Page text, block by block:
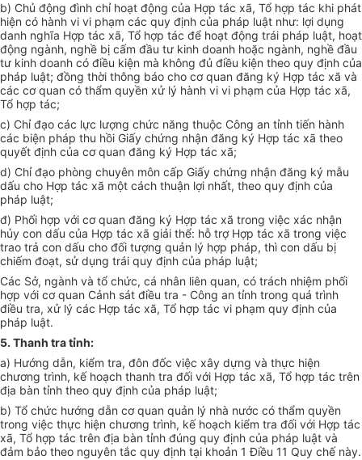
b) Chủ động đình chỉ hoạt động của Hợp tác xã, Tổ hợp tác khi phát
hiện có hành vi vi phạm các quy định của pháp luật như: lợi dụng
danh nghĩa Hợp tác xã, Tổ hợp tác để hoạt động trái pháp luật, hoạt
động ngành, nghề bị cấm đầu tư kinh doanh hoặc ngành, nghề đầu
tư kinh doanh có điều kiện mà không đủ điều kiện theo quy định của
pháp luật; đồng thời thông báo cho cơ quan đăng ký Hợp tác xã và
các cơquan có thẩm quyền xử lý hành vi vi phạm của Hợp tác xã,
Tổ hợp tác;
c) Chỉ đạo các lực lượng chức năng thuộc Công an tỉnh tiến hành
các biện pháp thu hồi Giấy chứng nhận đăng ký Hợp tác xã theo
quyết định của cơ quan đăng ký Hợp tác xã;
d) Chỉ đạo phòng chuyên môn cấp Giấy chứng nhận đăng ký mẫu
dấu cho Hợp tác xã một cách thuận lợi nhất, theo quy định của
pháp luật;
đ) Phối hợp với cơ quan đăng ký Hợp tác xã trong việc xác nhận
hủy con dấu của Hợp tác xã giải thể: hỗ trợ Hợp tác xã trong việc
trao trả con dấu cho đối tượng quản lý hợp pháp, thì con dấu bị
chiếm đoạt, sử dụng trái quy định của pháp luật;
Các Sở, ngành và tổ chức, cá nhân liên quan, có trách nhiệm phối
hợp với cơquan Cảnh sát điều tra - Công an tỉnh trong quá trình
điều tra, xử lý các Hợp tác xã, Tổ hợp tác vi phạm quy định của
pháp luật.
5. Thanh tra tỉnh:
a) Hướng dẫn, kiểm tra, đôn đốc việc xây dựng và thực hiện
chương trình, kế hoạch thanh tra đối với Hợp tác xã, Tổ hợp tác trên
địa bàn tỉnh theo quy định của pháp luật;
b) Tổ chức hướng dẫn cơ quan quản lý nhà nước có thẩm quyền
trong việc thực hiện chương trình, kế hoạch kiểm tra đối với Hợp tác
xã, Tổ hợp tác trên địa bàn tỉnh đúng quy định của pháp luật và
đảm bảo theo nguyên tắc quy định tại khoản 1 Điều 11 Quy chếnày.